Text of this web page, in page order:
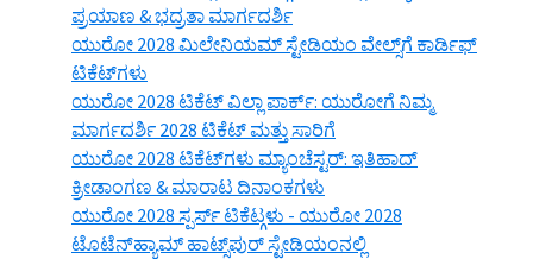
ಪ್ರಯಾಣ & ಭದ್ರತಾ ಮಾರ್ಗದರ್ಶಿ
ಯುರೋ 2028 ಮಿಲೇನಿಯಮ್ ಸ್ಟೇಡಿಯಂ ವೇಲ್ಸ್‌ಗೆ ಕಾರ್ಡಿಫ್
ಟಿಕೆಟ್‌ಗಳು
ಯುರೋ 2028 ಟಿಕೆಟ್ ವಿಲ್ಲಾ ಪಾರ್ಕ್: ಯುರೋಗೆ ನಿಮ್ಮ
ಮಾರ್ಗದರ್ಶಿ 2028 ಟಿಕೆಟ್ ಮತ್ತು ಸಾರಿಗೆ
ಯುರೋ 2028 ಟಿಕೆಟ್‌ಗಳು ಮ್ಯಾಂಚೆಸ್ಟರ್: ಇತಿಹಾದ್
ಕ್ರೀಡಾಂಗಣ & ಮಾರಾಟ ದಿನಾಂಕಗಳು
ಯುರೋ 2028 ಸ್ಪರ್ಸ್ ಟಿಕೆಟ್ಗಳು - ಯುರೋ 2028
ಟೊಟೆನ್‌ಹ್ಯಾಮ್ ಹಾಟ್ಸ್‌ಪುರ್ ಸ್ಟೇಡಿಯಂನಲ್ಲಿ